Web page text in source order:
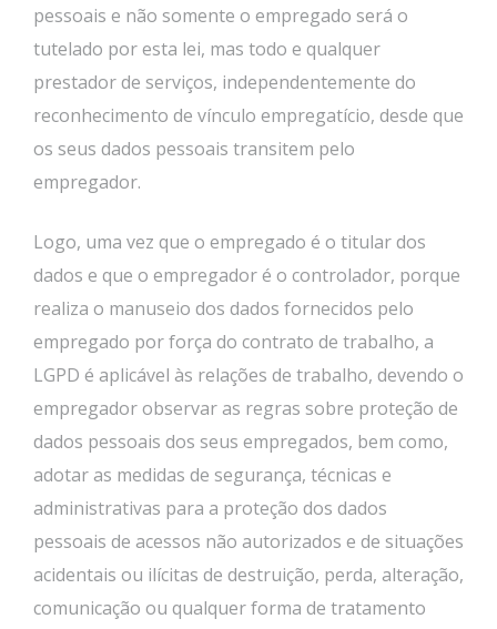
pessoais e não somente o empregado será o
tutelado por esta lei, mas todo e qualquer
prestador de serviços, independentemente do
reconhecimento de vínculo empregatício, desde que
os seus dados pessoais transitem pelo
empregador.
Logo, uma vez que o empregado é o titular dos
dados e que o empregador é o controlador, porque
realiza o manuseio dos dados fornecidos pelo
empregado por força do contrato de trabalho, a
LGPD é aplicável às relações de trabalho, devendo o
empregador observar as regras sobre proteção de
dados pessoais dos seus empregados, bem como,
adotar as medidas de segurança, técnicas e
administrativas para a proteção dos dados
pessoais de acessos não autorizados e de situações
acidentais ou ilícitas de destruição, perda, alteração,
comunicação ou qualquer forma de tratamento